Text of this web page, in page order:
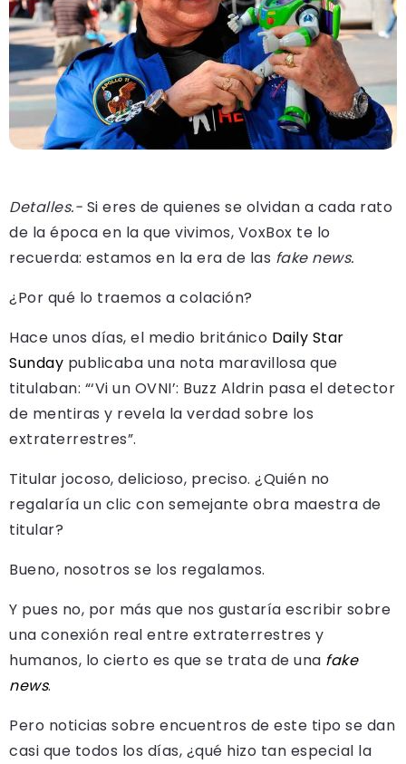
Detalles.- Si eres de quienes se olvidan a cada rato
de la época en la que vivimos, VoxBox te lo
recuerda: estamos en la era de las fake news.
¿Por qué lo traemos a colación?
Hace unos días, el medio británico Daily Star
Sunday publicaba una nota maravillosa que
titulaban: “‘Vi un OVNI’: Buzz Aldrin pasa el detector
de mentiras y revela la verdad sobre los
extraterrestres”.
Titular jocoso, delicioso, preciso. ¿Quién no
regalaría un clic con semejante obra maestra de
titular?
Bueno, nosotros se los regalamos.
Y pues no, por más que nos gustaría escribir sobre
una conexión real entre extraterrestres y
humanos, lo cierto es que se trata de una fake
news.
Pero noticias sobre encuentros de este tipo se dan
casi que todos los días, ¿qué hizo tan especial la